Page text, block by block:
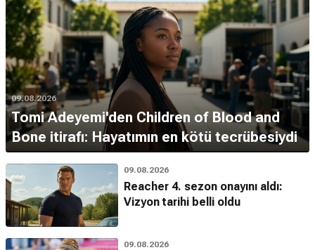
09.08.2026
Tomi Adeyemi'den Children of Blood and
Bone itirafı: Hayatımın en kötü tecrübesiydi
09.08.2026
Reacher 4. sezon onayını aldı:
Vizyon tarihi belli oldu
09.08.2026